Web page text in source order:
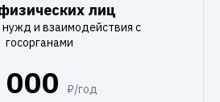
лиц
и взаимодействия с
госорганами
000 ₽/год